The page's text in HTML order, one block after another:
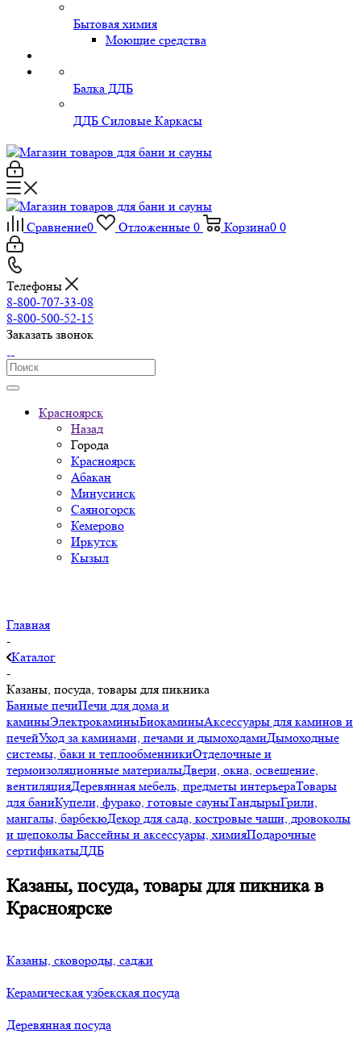
Бытовая химия
Моющие средства
Балка ДДБ
ДДБ Силовые Каркасы
Сравнение0 Отложенные 0 Корзина0 0
Телефоны
8-800-707-33-08
8-800-500-52-15
Заказать звонок
Красноярск
Назад
Города
Красноярск
Абакан
Минусинск
Саяногорск
Кемерово
Иркутск
Кызыл
Главная
-
Каталог
-
Казаны, посуда, товары для пикника
Банные печиПечи для дома и
каминыЭлектрокаминыБиокаминыАксессуары для каминов и
печейУход за каминами, печами и дымоходамиДымоходные
системы, баки и теплообменникиОтделочные и
термоизоляционные материалыДвери, окна, освещение,
вентиляцияДеревянная мебель, предметы интерьераТовары
для баниКупели, фурако, готовые сауныТандырыГрили,
мангалы, барбекюДекор для сада, костровые чаши, дровоколы
и щепоколы Бассейны и аксессуары, химияПодарочные
сертификатыДДБ
Казаны, посуда, товары для пикника в
Красноярске
Казаны, сковороды, саджи
Керамическая узбекская посуда
Деревянная посуда